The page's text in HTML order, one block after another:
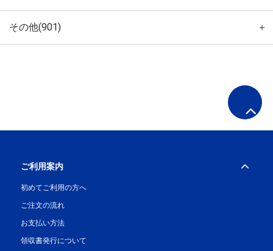
その他(901) ＋
ご利用案内
初めてご利用の方へ
ご注文の流れ
お支払い方法
領収書発行について